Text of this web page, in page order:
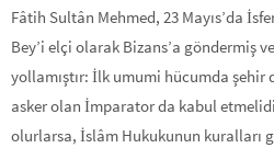
Fâtih Sultân Mehmed, 23 Mayıs’da
Bey’i elçi olarak Bizans’a göndermiş
yollamıştır: İlk umumi hücumda
asker olan İmparator da kabul
olurlarsa, İslâm Hukukunun kuralları